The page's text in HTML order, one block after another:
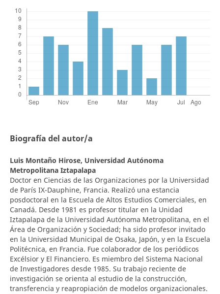
Biografía del autor/a
Luis Montaño Hirose, Universidad Autónoma
Metropolitana Iztapalapa
Doctor en Ciencias de las Organizaciones por la Universidad
de París IX-Dauphine, Francia. Realizó una estancia
posdoctoral en la Escuela de Altos Estudios Comerciales, en
Canadá. Desde 1981 es profesor titular en la Unidad
Iztapalapa de la Universidad Autónoma Metropolitana, en el
Área de Organización y Sociedad; ha sido profesor invitado
en la Universidad Municipal de Osaka, Japón, y en la Escuela
Politécnica, en Francia. Fue colaborador de los periódicos
Excélsior y El Financiero. Es miembro del Sistema Nacional
de Investigadores desde 1985. Su trabajo reciente de
investigación se orienta al estudio de la construcción,
transferencia y reapropiación de modelos organizacionales.